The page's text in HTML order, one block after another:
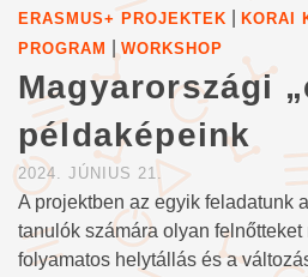
ERASMUS+ PROJEKTEK
KORAI
PROGRAM
WORKSHOP
Magyarországi
példaképeink
2024. JÚNIUS 21.
A projektben az egyik feladatunk
tanulók számára olyan
folyamatos helytállás és a